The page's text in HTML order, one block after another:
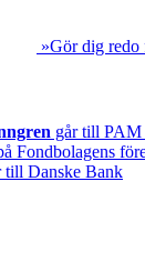
»Gör dig
går till PAM
Fondbolagens
till Danske Bank